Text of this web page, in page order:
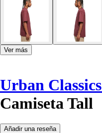
Ver más
Urban Classics
Camiseta Tall
Añadir una reseña